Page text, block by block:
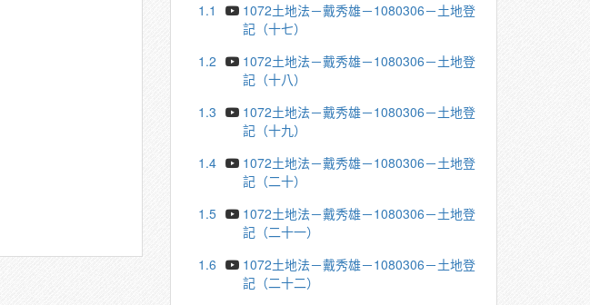
1.1
1072土地法－戴秀雄－1080306－土地登
記（十七）
1.2
1072土地法－戴秀雄－1080306－土地登
記（十八）
1.3
1072土地法－戴秀雄－1080306－土地登
記（十九）
1.4
1072土地法－戴秀雄－1080306－土地登
記（二十）
1.5
1072土地法－戴秀雄－1080306－土地登
記（二十一）
1.6
1072土地法－戴秀雄－1080306－土地登
記（二十二）